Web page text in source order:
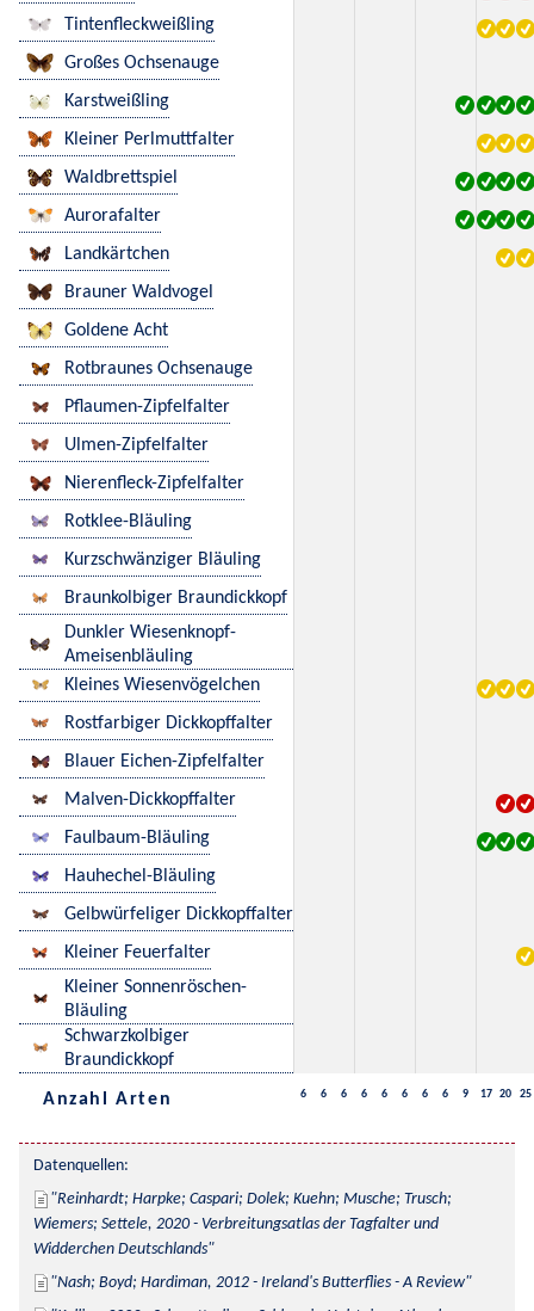
Tintenfleckweißling
Großes Ochsenauge
Karstweißling
Kleiner Perlmuttfalter
Waldbrettspiel
Aurorafalter
Landkärtchen
Brauner Waldvogel
Goldene Acht
Rotbraunes Ochsenauge
Pflaumen-Zipfelfalter
Ulmen-Zipfelfalter
Nierenfleck-Zipfelfalter
Rotklee-Bläuling
Kurzschwänziger Bläuling
Braunkolbiger Braundickkopf
Dunkler Wiesenknopf-
Ameisenbläuling
Kleines Wiesenvögelchen
Rostfarbiger Dickkopffalter
Blauer Eichen-Zipfelfalter
Malven-Dickkopffalter
Faulbaum-Bläuling
Hauhechel-Bläuling
Gelbwürfeliger Dickkopffalter
Kleiner Feuerfalter
Kleiner Sonnenröschen-
Bläuling
Schwarzkolbiger
Braundickkopf
Anzahl Arten 6 6 6 6 6 6 6 6 9 17 20 25
Datenquellen:
Reinhardt; Harpke; Caspari; Dolek; Kuehn; Musche; Trusch;
Wiemers; Settele, 2020 - Verbreitungsatlas der Tagfalter und
Widderchen Deutschlands
Nash; Boyd; Hardiman, 2012 - Ireland's Butterflies - A Review